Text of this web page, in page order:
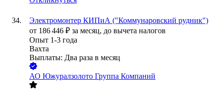
Электромонтер КИПиА ("Коммунаровский рудник")
от 186 446 ₽ за месяц, до вычета налогов
Опыт 1-3 года
Вахта
Выплаты: Два раза в месяц
АО Южуралзолото Группа Компаний